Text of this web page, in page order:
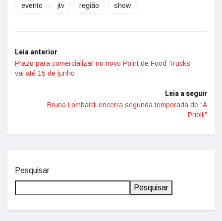
evento jtv região show
Leia anterior
Prazo para comercializar no novo Point de Food Trucks
vai até 15 de junho
Leia a seguir
Bruna Lombardi encerra segunda temporada de “À
Priolli”
Pesquisar
Pesquisar